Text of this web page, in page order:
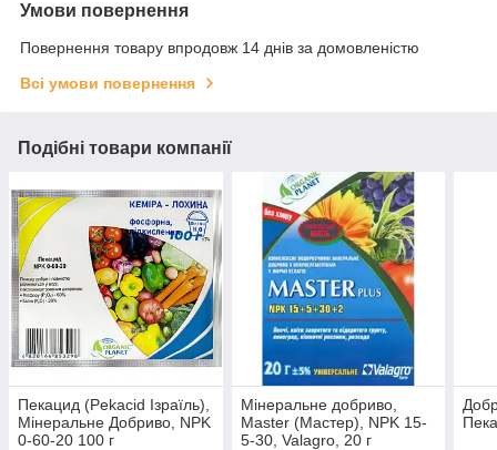
Умови повернення
Повернення товару впродовж 14 днів за домовленістю
Всі умови повернення
Подібні товари компанії
Пекацид (Pekacid Ізраїль),
Мінеральне Добриво, NPK
0-60-20 100 г
Мінеральне добриво,
Master (Мастер), NPK 15-
5-30, Valagro, 20 г